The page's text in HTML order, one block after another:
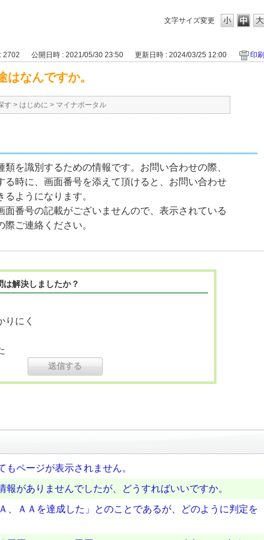
文字サイズ変更
2702 公開日時 : 2021/05/30 23:50 更新日時 : 2024/03/25 12:00 印刷
はなんですか。
す > はじめに > マイナポータル
を識別するための情報です。お問い合わせの際、
る時に、画面番号を添えて頂けると、お問い合わせ
ようになります。
面番号の記載がございませんので、表示されている
ご連絡ください。
解決しましたか？
りにく
ページが表示されません。
報がありませんでしたが、どうすればいいですか。
、ＡＡを達成した」とのことであるが、どのように判定を